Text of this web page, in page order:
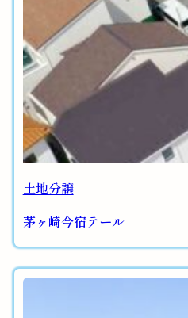
土地分譲
茅ヶ崎今宿テール